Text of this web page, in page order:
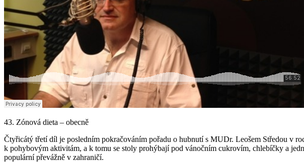
43. Zónová dieta – obecně
Čtyřicátý třetí díl je posledním pokračováním pořadu o hubnutí s MUDr. Leošem Středou v
k pohybovým aktivitám, a k tomu se stoly prohýbají pod vánočním cukrovím, chlebíčky a
populární převážně v zahraničí.